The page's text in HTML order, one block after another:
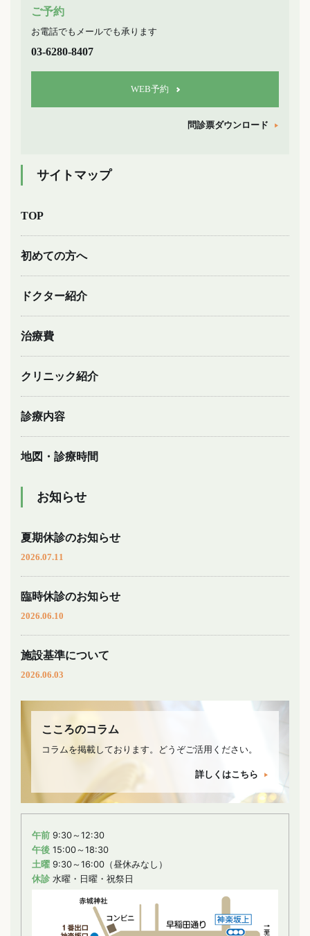
ご予約
お電話でもメールでも承ります
03-6280-8407
WEB予約
問診票ダウンロード
サイトマップ
TOP
初めての方へ
ドクター紹介
治療費
クリニック紹介
診療内容
地図・診療時間
お知らせ
夏期休診のお知らせ
2026.07.11
臨時休診のお知らせ
2026.06.10
施設基準について
2026.06.03
こころのコラム
コラムを掲載しております。どうぞご活用ください。
詳しくはこちら
午前 9:30～12:30
午後 15:00～18:30
土曜 9:30～16:00（昼休みなし）
休診 水曜・日曜・祝祭日